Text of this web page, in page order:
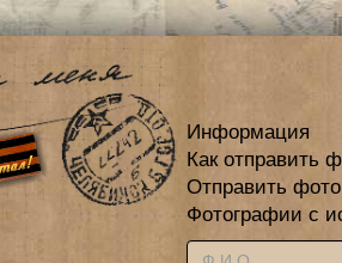
Информация
Как отправить
Отправить
Фотографии с